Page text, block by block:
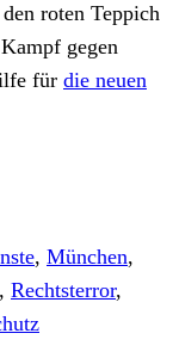
roten Teppich
gegen
für die neuen
, München,
, Rechtsterror,